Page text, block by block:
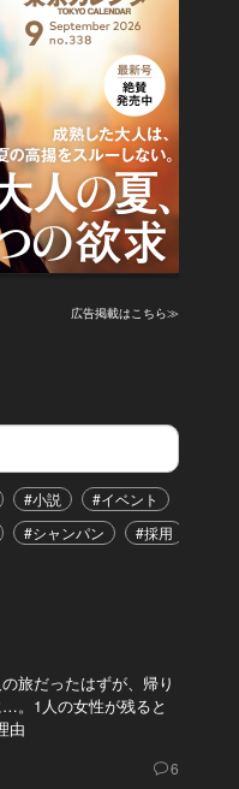
広告掲載はこちら≫
#小説 #イベント
#シャンパン #採用
旅だったはずが、帰り
。1人の女性が残ると
由
6